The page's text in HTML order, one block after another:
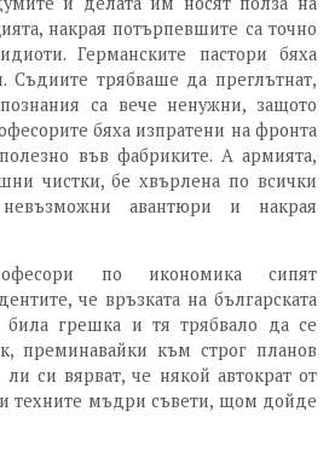
накрая потърпевшите са точно
Германските пастори бяха
Съдиите трябваше да преглътнат,
са вече ненужни, защото
бяха изпратени на фронта
във фабриките. А армията,
чистки, бе хвърлена по всички
авантюри и накрая
по икономика сипят
че връзката на българската
била грешка и тя трябвало да се
преминавайки към строг планов
си вярват, че някой автократ от
техните мъдри съвети, щом дойде